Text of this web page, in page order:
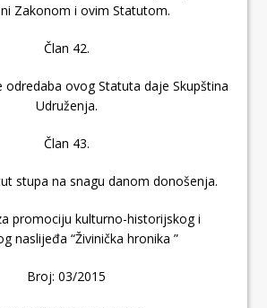
Zakonom i ovim Statutom.
Član 42.
ovog Statuta daje Skupština
Udruženja.
Član 43.
na snagu danom donošenja.
promociju kulturno-historijskog i
naslijeđa “Živinička hronika ”
Broj: 03/2015